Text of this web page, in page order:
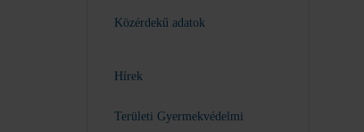
Közérdekű adatok
Hírek
Területi Gyermekvédelmi